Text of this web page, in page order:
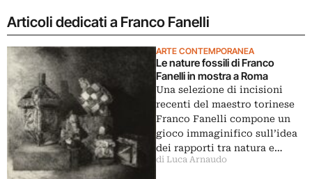
Articoli dedicati a Franco Fanelli
ARTE CONTEMPORANEA
Le nature fossili di Franco
Fanelli in mostra a Roma
Una selezione di incisioni
recenti del maestro torinese
Franco Fanelli compone un
gioco immaginifico sull’idea
dei rapporti tra natura e…
di Luca Arnaudo